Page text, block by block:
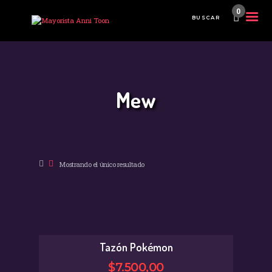
0
NOVEDADESMew
Mostrando el único resultado
Tazón Pokémon
$7.500,00